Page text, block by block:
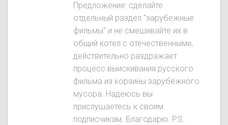
Предложение: сделайте
отдельный раздел "зарубежные
фильмы" и не смешивайте их в
общий котел с отечественными,
действительно раздражает
процесс выискивания русского
фильма из корзины зарубежного
мусора. Надеюсь вы
прислушаетесь к своим
подписчикам. Благодарю. P.S.